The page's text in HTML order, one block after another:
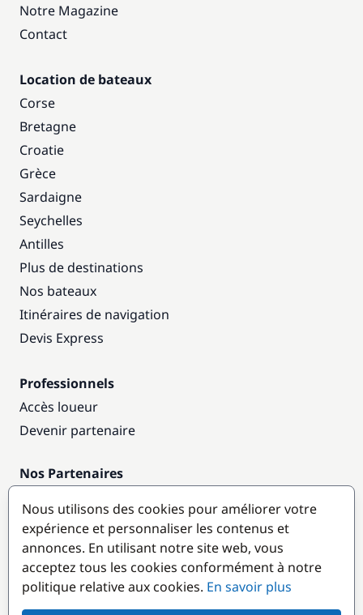
Notre Magazine
Contact
Location de bateaux
Corse
Bretagne
Croatie
Grèce
Sardaigne
Seychelles
Antilles
Plus de destinations
Nos bateaux
Itinéraires de navigation
Devis Express
Professionnels
Accès loueur
Devenir partenaire
Nos Partenaires
Destinations populaires
Nous utilisons des cookies pour améliorer votre
expérience et personnaliser les contenus et
annonces. En utilisant notre site web, vous
acceptez tous les cookies conformément à notre
politique relative aux cookies. En savoir plus